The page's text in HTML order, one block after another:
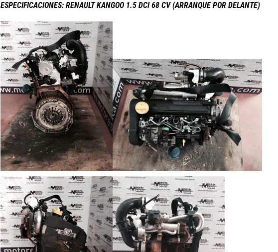
ESPECIFICACIONES: RENAULT KANGOO 1.5 DCI 68 CV (ARRANQUE POR DELANTE)